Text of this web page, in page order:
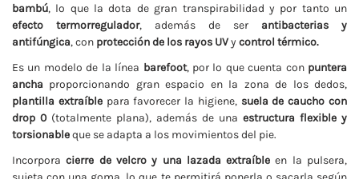
bambú, lo que la dota de gran transpirabilidad y por tanto un
efecto termorregulador, además de ser antibacterias y
antifúngica, con protección de los rayos UVy control térmico.
Es un modelo de la línea barefoot, por lo que cuenta con puntera
ancha proporcionando gran espacio en la zona de los dedos,
plantilla extraíblepara favorecer la higiene, suela de caucho con
drop 0(totalmente plana), además de una estructura flexible y
torsionableque se adapta a los movimientos del pie.
Incorporacierre de velcro y una lazada extraíble en la pulsera,